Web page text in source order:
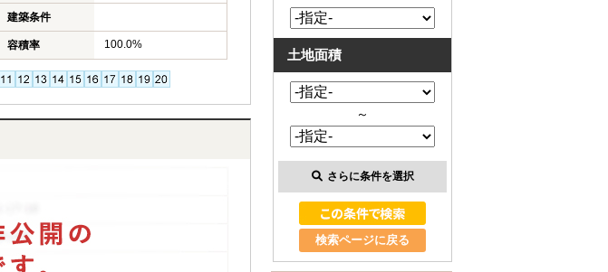
建築条件
容積率 100.0%
土地面積
～
さらに条件を選択
検索ページに戻る